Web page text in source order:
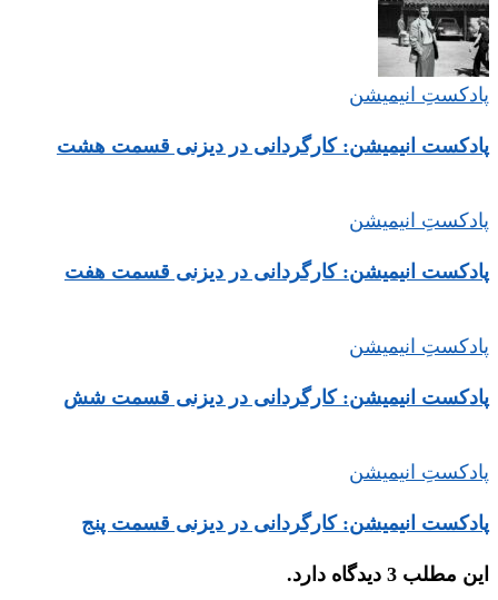
پادکستِ انیمیشن
پادکست انیمیشن: کارگردانی در دیزنی قسمت هشت
پادکستِ انیمیشن
پادکست انیمیشن: کارگردانی در دیزنی قسمت هفت
پادکستِ انیمیشن
پادکست انیمیشن: کارگردانی در دیزنی قسمت شش
پادکستِ انیمیشن
پادکست انیمیشن: کارگردانی در دیزنی قسمت پنج
این مطلب 3 دیدگاه دارد.